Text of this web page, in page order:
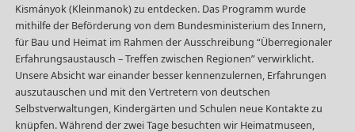
Kismányok (Kleinmanok) zu entdecken. Das Programm wurde
mithilfe der Beförderung von dem Bundesministerium des Innern,
für Bau und Heimat im Rahmen der Ausschreibung “Überregionaler
Erfahrungsaustausch – Treffen zwischen Regionen” verwirklicht.
Unsere Absicht war einander besser kennenzulernen, Erfahrungen
auszutauschen und mit den Vertretern von deutschen
Selbstverwaltungen, Kindergärten und Schulen neue Kontakte zu
knüpfen. Während der zwei Tage besuchten wir Heimatmuseen,